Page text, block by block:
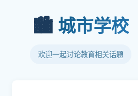
🏙️ 城市学校
欢迎一起讨论教育相关话题